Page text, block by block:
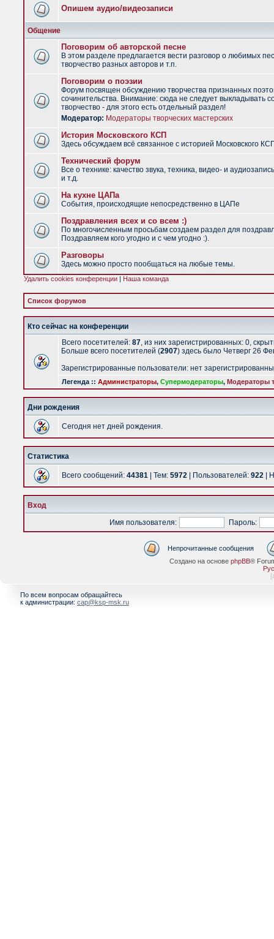
Опишем аудио/видеозаписи
Общение
Поговорим об авторской песне
В этом разделе предлагается вести разговор о любимых
творчество разных авторов и т.п.
Поговорим о поэзии
Форум посвящен обсуждению творчества признанных
сочинительства. Внимание: сюда не следует выкладывать
творчество - для этого есть отдельный раздел!
Модератор: Модераторы творческих мастерских
История Московского КСП
Здесь обсуждаем всё связанное с историей Московского
Технический форум
Все о технике: качество звука, техника, видео- и
и т.д.
На кухне ЦАПа
События, происходящие непосредственно в ЦАПе
Поздравления всех и со всем :)
По многочисленным просьбам создаем раздел для
Поздравляем кого угодно и с чем угодно :).
Разговоры
Здесь можно просто пообщаться на любые темы.
Удалить cookies конференции | Наша команда
Список форумов
Кто сейчас на конференции
Всего посетителей: 87, из них зарегистрированных: 0,
Больше всего посетителей (2907) здесь было Четверг 26
Зарегистрированные пользователи: нет
Легенда :: Администраторы, Супермодераторы, Модераторы
Дни рождения
Сегодня нет дней рождения.
Статистика
Всего сообщений: 44381 | Тем: 5972 | Пользователей: 922 |
Вход
Имя пользователя:
Пароль:
Непрочитанные сообщения
Создано на основе phpBB®
[
По всем вопросам обращайтесь
к администрации: cap@ksp-msk.ru